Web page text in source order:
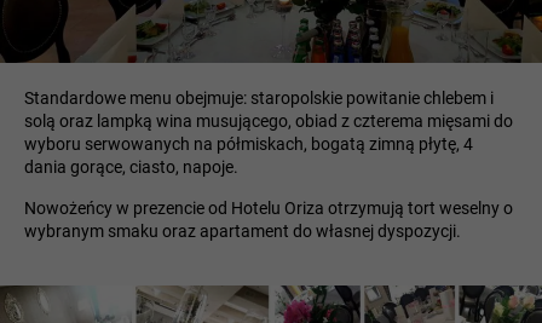
Standardowe menu obejmuje: staropolskie powitanie chlebem i
solą oraz lampką wina musującego, obiad z czterema mięsami do
wyboru serwowanych na półmiskach, bogatą zimną płytę, 4
dania gorące, ciasto, napoje.
Nowożeńcy w prezencie od Hotelu Oriza otrzymują tort weselny o
wybranym smaku oraz apartament do własnej dyspozycji.